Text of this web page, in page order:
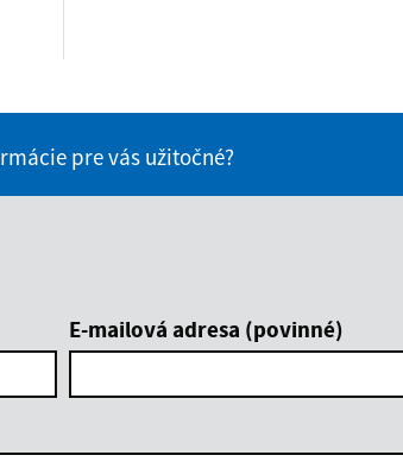
pre vás užitočné?
E-mailová adresa (povinné)